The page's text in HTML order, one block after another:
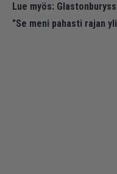
Lue myös:
”Se meni pahasti rajan